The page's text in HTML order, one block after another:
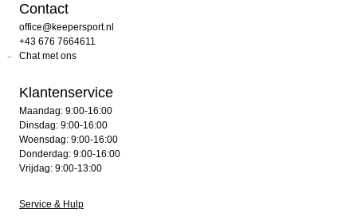
Contact
office@keepersport.nl
+43 676 7664611
Chat met ons
Klantenservice
Maandag: 9:00-16:00
Dinsdag: 9:00-16:00
Woensdag: 9:00-16:00
Donderdag: 9:00-16:00
Vrijdag: 9:00-13:00
Service & Hulp